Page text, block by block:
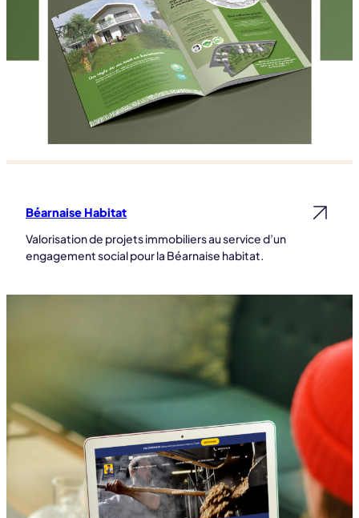
Béarnaise Habitat
Valorisation de projets immobiliers au service d’un
engagement social pour la Béarnaise habitat.